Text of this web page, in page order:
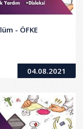
- ÖFKE
04.08.2021